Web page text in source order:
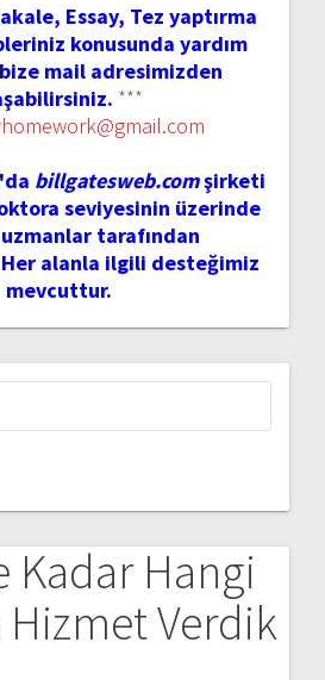
Essay, Tez yaptırma
konusunda yardım
mail adresimizden
***
billgatesweb.comşirketi
seviyesinin üzerinde
tarafından
Her alanla ilgili desteğimiz
mevcuttur.
Kadar Hangi
Verdik